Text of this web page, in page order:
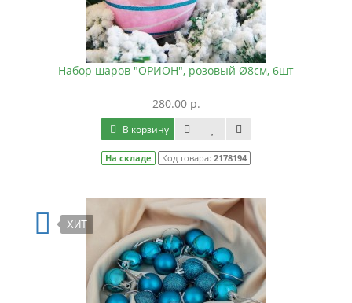
Набор шаров "ОРИОН", розовый Ø8см, 6шт
280.00 р.
В корзину
На складе Код товара: 2178194
ХИТ